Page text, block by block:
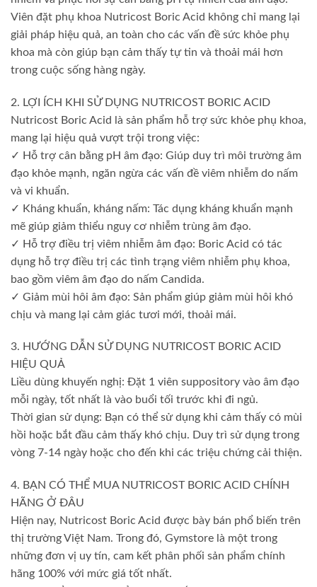
Viên đặt phụ khoa Nutricost Boric Acid không chỉ mang lại
giải pháp hiệu quả, an toàn cho các vấn đề sức khỏe phụ
khoa mà còn giúp bạn cảm thấy tự tin và thoải mái hơn
trong cuộc sống hàng ngày.
2. LỢI ÍCH KHI SỬ DỤNG NUTRICOST BORIC ACID
Nutricost Boric Acid là sản phẩm hỗ trợ sức khỏe phụ khoa,
mang lại hiệu quả vượt trội trong việc:
✓ Hỗ trợ cân bằng pH âm đạo: Giúp duy trì môi trường âm
đạo khỏe mạnh, ngăn ngừa các vấn đề viêm nhiễm do nấm
và vi khuẩn.
✓ Kháng khuẩn, kháng nấm: Tác dụng kháng khuẩn mạnh
mẽ giúp giảm thiểu nguy cơ nhiễm trùng âm đạo.
✓ Hỗ trợ điều trị viêm nhiễm âm đạo: Boric Acid có tác
dụng hỗ trợ điều trị các tình trạng viêm nhiễm phụ khoa,
bao gồm viêm âm đạo do nấm Candida.
✓ Giảm mùi hôi âm đạo: Sản phẩm giúp giảm mùi hôi khó
chịu và mang lại cảm giác tươi mới, thoải mái.
3. HƯỚNG DẪN SỬ DỤNG NUTRICOST BORIC ACID
HIỆU QUẢ
Liều dùng khuyến nghị: Đặt 1 viên suppository vào âm đạo
mỗi ngày, tốt nhất là vào buổi tối trước khi đi ngủ.
Thời gian sử dụng: Bạn có thể sử dụng khi cảm thấy có mùi
hồi hoặc bắt đầu cảm thấy khó chịu. Duy trì sử dụng trong
vòng 7-14 ngày hoặc cho đến khi các triệu chứng cải thiện.
4. BẠN CÓ THỂ MUA NUTRICOST BORIC ACID CHÍNH
HÃNG Ở ĐÂU
Hiện nay, Nutricost Boric Acid được bày bán phổ biến trên
thị trường Việt Nam. Trong đó, Gymstore là một trong
những đơn vị uy tín, cam kết phân phối sản phẩm chính
hãng 100% với mức giá tốt nhất.